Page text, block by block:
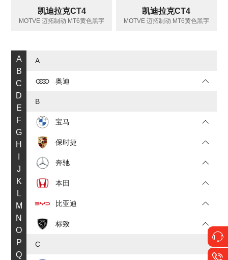
凯迪拉克CT4
MOTVE 迈拓制动 MT6黄色黑字
凯迪拉克CT4
MOTVE 迈拓制动 MT6黄色黑字
A
B
C
D
E
F
G
H
J
K
L
M
N
O
P
Q
A
奥迪
B
宝马
保时捷
奔驰
本田
比亚迪
标致
C